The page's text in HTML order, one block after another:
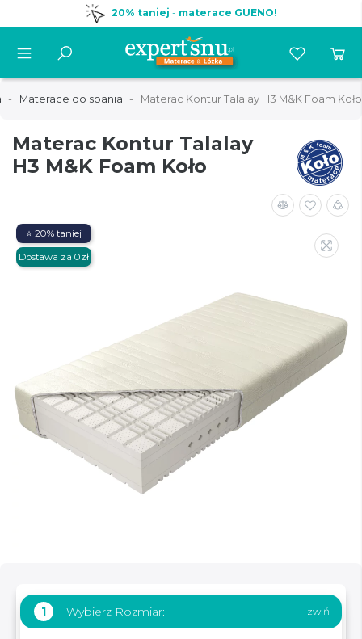
20% taniej - materace GUENO!
Materace do spania Materac Kontur Talalay H3 M&K Foam Koło
Materac Kontur Talalay
H3 M&K Foam Koło
⭐ 20% taniej
Dostawa za 0zł
1 Wybierz Rozmiar: